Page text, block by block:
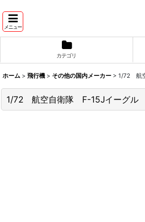
メニュー
カテゴリ
ホーム > 飛行機 > その他の国内メーカー > 1/72 航
1/72 航空自衛隊 F-15Jイーグ